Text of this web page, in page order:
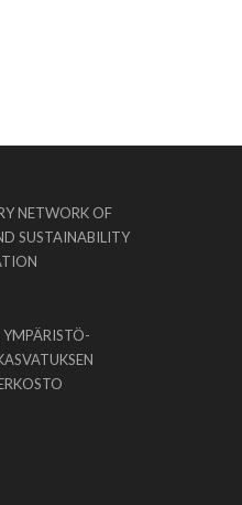
NETWORK OF
SUSTAINABILITY